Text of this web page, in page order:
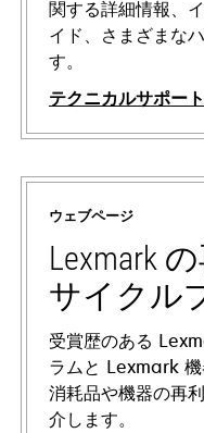
関する詳細情報、
イド、さまざまな
す。
テクニカルサポー
新
し
ウェブページ
Lexmark
サイクル
受賞歴のある
ラムと Lexmark 機
消耗品や機器の再
介します。